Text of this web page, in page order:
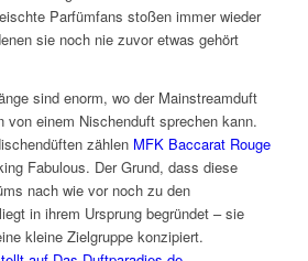
Parfümfans stoßen immer wieder
sie noch nie zuvor etwas gehört
sind enorm, wo der Mainstreamduft
von einem Nischenduft sprechen kann.
zählen MFK Baccarat Rouge
Fabulous. Der Grund, dass diese
nach wie vor noch zu den
in ihrem Ursprung begründet – sie
kleine Zielgruppe konzipiert.